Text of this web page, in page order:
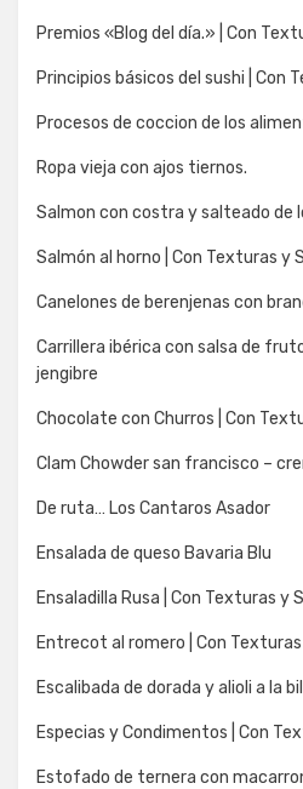
Premios «Blog del día.» | Con
Principios básicos del sushi | Con
Procesos de coccion de los
Ropa vieja con ajos tiernos.
Salmon con costra y salteado de
Salmón al horno | Con Texturas y
Canelones de berenjenas con
Carrillera ibérica con salsa de
jengibre
Chocolate con Churros | Con
Clam Chowder san francisco –
De ruta… Los Cantaros Asador
Ensalada de queso Bavaria Blu
Ensaladilla Rusa | Con Texturas y
Entrecot al romero | Con
Escalibada de dorada y alioli a la
Especias y Condimentos | Con
Estofado de ternera con